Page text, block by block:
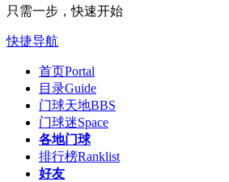
只需一步，快速开始
快捷导航
首页Portal
目录Guide
门球天地BBS
门球迷Space
各地门球
排行榜Ranklist
好友